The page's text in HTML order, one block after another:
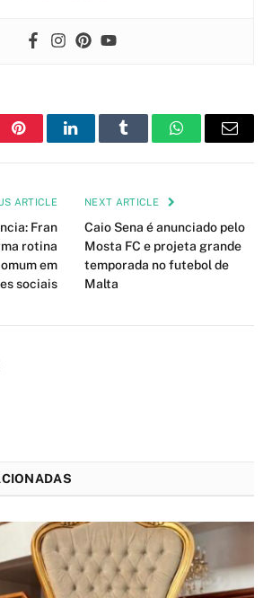
PinterestLinkedInTumblr WhatsAppEmail
ARTICLE
Fran
rotina
em
sociais
NEXT ARTICLE
Caio Sena é anunciado pelo
Mosta FC e projeta grande
temporada no futebol de
Malta